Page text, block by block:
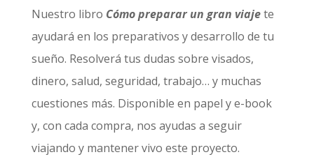
Nuestro libro Cómo preparar un gran viajete
ayudará en los preparativos y desarrollo de tu
sueño. Resolverá tus dudas sobre visados,
dinero, salud, seguridad, trabajo… y muchas
cuestiones más. Disponible en papel y e-book
y, con cada compra, nos ayudas a seguir
viajando y mantener vivo este proyecto.